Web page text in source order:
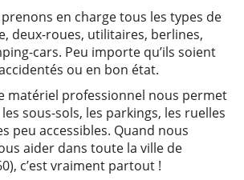
en charge tous les types de
deux-roues, utilitaires, berlines,
cars. Peu importe qu’ils soient
ou en bon état.
matériel professionnel nous permet
sous-sols, les parkings, les ruelles
peu accessibles. Quand nous
aider dans toute la ville de
c’est vraiment partout !